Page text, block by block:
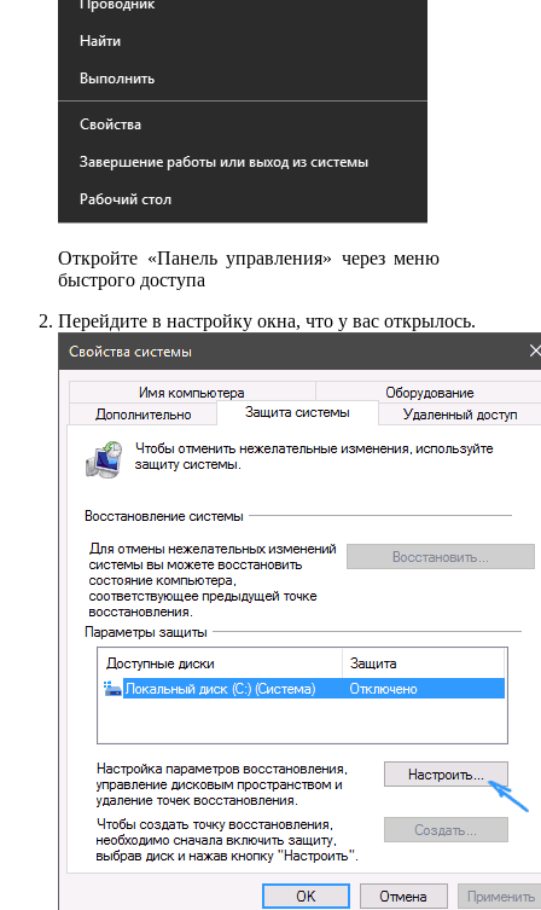
Откройте «Панель управления» через меню
быстрого доступа
Перейдите в настройку окна, что у вас открылось.